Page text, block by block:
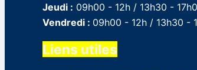
Jeudi : 09h00 - 12h / 13h30 -
Vendredi : 09h00 - 12h / 13h30 -
Liens utiles